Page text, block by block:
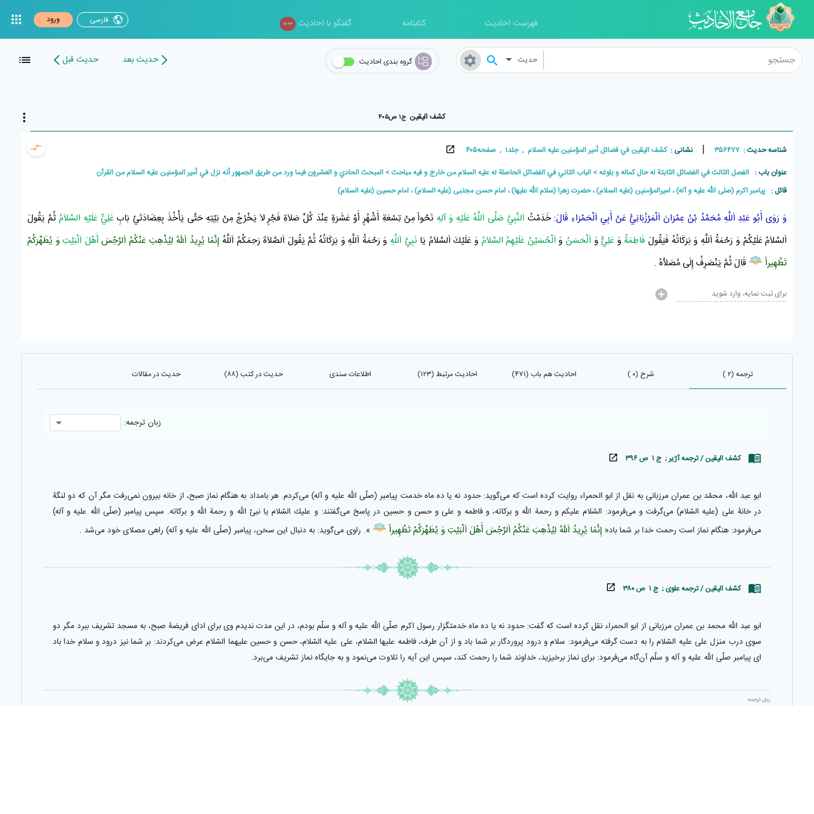
فهرست احادیث کتابنامه گفتگو با احادیث جدید فارسی ورود
حدیث گروه بندی احادیث حدیث بعد حدیث قبل
کشف اليقين ج۱ ص۴۰۵
شناسه حدیث : ۳۵۶۴۷۷ | نشانی :کشف اليقين في فضائل أمير المؤمنين علیه السلام , جلد۱ , صفحه۴۰۵
عنوان باب : الفصل الثالث في الفضائل الثابتة له حال كماله و بلوغه الباب الثاني في الفضائل الحاصلة له عليه السلام من خارج و فيه مباحث
المبحث الحادي و العشرون فيما ورد من طريق الجمهور أنه نزل في أمير المؤمنين عليه السلام من القرآن
قائل : پيامبر اکرم (صلی الله علیه و آله) ، امیرالمؤمنین (علیه السلام) ، حضرت زهرا (سلام الله عليها) ، امام حسن مجتبی (علیه السلام) ، امام حسین (علیه السلام)
وَ رَوَى أَبُو عَبْدِ اَللَّهِ مُحَمَّدُ بْنُ عِمْرَانَ اَلْمَرْزُبَانِيُّ عَنْ أَبِي اَلْحَمْرَاءِ قَالَ: خَدَمْتُ اَلنَّبِيَّ صَلَّى اَللَّهُ عَلَيْهِ وَ آلِهِنَحْواً مِنْ تِسْعَةِ أَشْهُرٍ أَوْ عَشَرَةٍ عِنْدَ كُلِّ صَلاَةِ فَجْرٍ لاَ يَخْرُجُ مِنْ بَيْتِهِ حَتَّى يَأْخُذَ بِعِضَادَتَيْ بَابِعَلِيٍّ عَلَيْهِ السَّلاَمُ ثُمَّ يَقُولَ
اَلسَّلاَمُ عَلَيْكُمْ وَ رَحْمَةُ اَللَّهِ وَ بَرَكَاتُهُ فَيَقُولَ فَاطِمَةُ وَ عَلِيٌّوَ اَلْحَسَنُ وَ اَلْحُسَيْنُ عَلَيْهِمُ السَّلاَمُ وَ عَلَيْكَ اَلسَّلاَمُ يَا نَبِيَّ اَللَّهِ وَ رَحْمَةُ اَللَّهِ وَ بَرَكَاتُهُ ثُمَّ يَقُولَ اَلصَّلاَةَ رَحِمَكُمُ اَللَّهُ إِنَّمٰا يُرِيدُ اَللّٰهُ لِيُذْهِبَ عَنْكُمُ اَلرِّجْسَأَهْلَ اَلْبَيْتِوَ يُطَهِّرَكُمْ
تَطْهِيراً
قَالَ ثُمَّ يَنْصَرِفُ إِلَى مُصَلاَّهُ .
برای ثبت نمایه، وارد شوید
ترجمه (۲ ) شرح (۰ ) احادیث هم باب (۴۷۱) احادیث مرتبط (۱۲۳) اطلاعات سندی حدیث در کتب (۸۸) حدیث در مقالات
زبان ترجمه:
کشف الیقین / ترجمه آژیر ; ج ۱ ص ۳۹۶
ابو عبد اللّٰه، محمّد بن عمران مرزبانى به نقل از ابو الحمراء روايت كرده است كه مى‌گويد: حدود نه يا ده ماه خدمت پيامبر (صلّى اللّه عليه و آله) مى‌كردم. هر بامداد به هنگام نماز صبح، از خانه بيرون نمى‌رفت مگر آن كه دو لنگۀ
در خانۀ على (عليه السّلام) مى‌گرفت و مى‌فرمود: السّلام عليكم و رحمة اللّٰه و بركاته، و فاطمه و على و حسن و حسين در پاسخ مى‌گفتند: و عليك السّلام يا نبىّ‌ اللّٰه و رحمة اللّٰه و بركاته. سپس پيامبر (صلّى اللّه عليه و آله)
مى‌فرمود: هنگام نماز است رحمت خدا بر شما باد« إِنَّمٰا يُرِيدُ اَللّٰهُ‌ لِيُذْهِبَ‌ عَنْكُمُ‌ اَلرِّجْسَ‌ أَهْلَ‌ اَلْبَيْتِ‌ وَ يُطَهِّرَكُمْ‌ تَطْهِيراً ». راوى مى‌گويد: به دنبال اين سخن، پيامبر (صلّى اللّه عليه و آله) راهى مصلاى خود مى‌شد .
کشف الیقین / ترجمه علوی ; ج ۱ ص ۳۸۰
ابو عبد اللّٰه محمد بن عمران مرزبانى از ابو الحمراء نقل كرده است كه گفت: حدود نه يا ده ماه خدمتگزار رسول اكرم صلّى اللّٰه عليه و آله و سلّم بودم، در اين مدت نديدم وى براى اداى فريضۀ صبح، به مسجد تشريف ببرد مگر دو
سوى درب منزل على عليه السّلام را به دست گرفته مى‌فرمود: سلام و درود پروردگار بر شما باد و از آن طرف، فاطمه عليها السّلام، على عليه السّلام، حسن و حسين عليهما السّلام عرض مى‌كردند: بر شما نيز درود و سلام خدا باد
اى پيامبر صلّى اللّٰه عليه و آله و سلّم آن‌گاه مى‌فرمود: براى نماز برخيزيد، خداوند شما را رحمت كند، سپس اين آيه را تلاوت مى‌نمود و به جايگاه نماز تشريف مى‌برد.
زبان ترجمه